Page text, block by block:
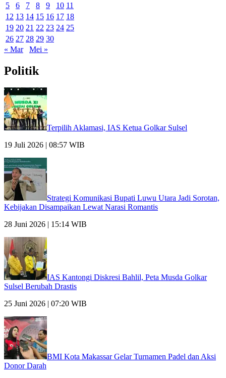
5
6 7 8 9 10 11
12 13 14 15 16 17 18
19 20 21 22 23 24 25
26 27 28 29 30
« Mar
Mei »
Politik
Terpilih Aklamasi, IAS Ketua Golkar Sulsel
19 Juli 2026 | 08:57 WIB
Strategi Komunikasi Bupati Luwu Utara Jadi Sorotan,
Kebijakan Disampaikan Lewat Narasi Romantis
28 Juni 2026 | 15:14 WIB
IAS Kantongi Diskresi Bahlil, Peta Musda Golkar
Sulsel Berubah Drastis
25 Juni 2026 | 07:20 WIB
BMI Kota Makassar Gelar Turnamen Padel dan Aksi
Donor Darah